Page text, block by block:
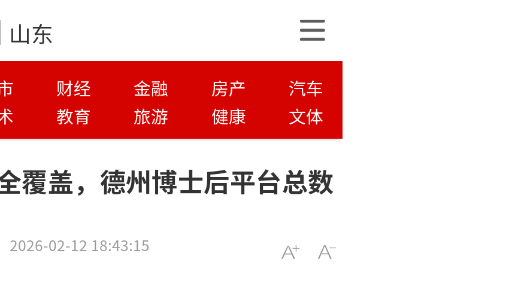
山东
财经 金融 房产
汽车
教育 旅游 健康 文体
覆盖，德州博士后平台总数
2026-02-12 18:43:15